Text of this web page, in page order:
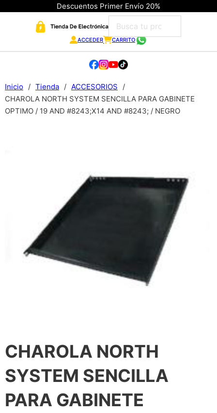
Descuentos Primer Envío 20%
ACCEDER CARRITO
Inicio / Tienda / ACCESORIOS
/
CHAROLA NORTH SYSTEM SENCILLA PARA GABINETE
OPTIMO / 19 AND #8243;X14 AND #8243; / NEGRO
CHAROLA NORTH
SYSTEM SENCILLA
PARA GABINETE